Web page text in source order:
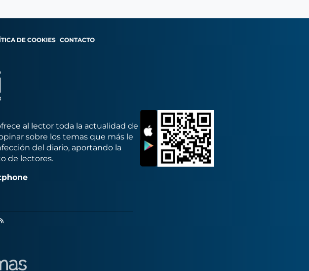
DE COOKIES CONTACTO
al lector toda la actualidad de
sobre los temas que más le
del diario, aportando la
de lectores.